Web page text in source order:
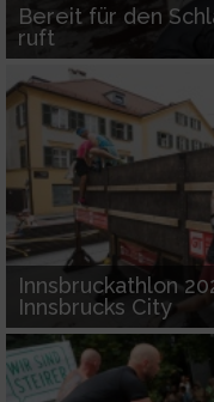
Bereit für den
ruft
Innsbruckathlon
Innsbrucks City
Performance
Funktional
Werbung